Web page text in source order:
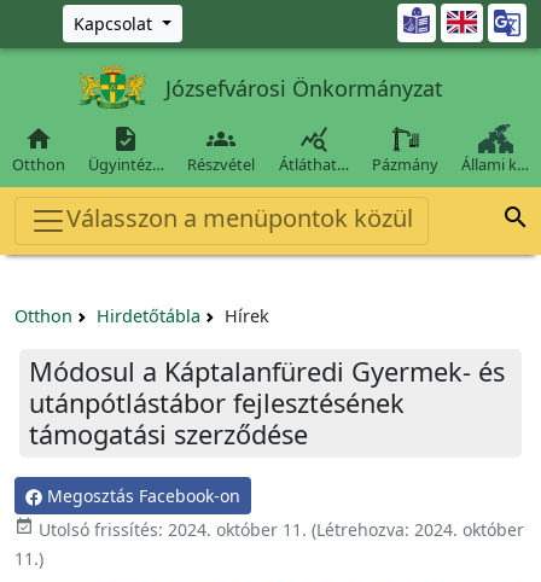
Ugrás a fő tartalomra
Kapcsolat 
Józsefvárosi Önkormányzat

Otthon

Ügyintéz…

Részvétel

Átláthat… Pázmány Állami k…
Válasszon a menüpontok közül 
Otthon Hirdetőtábla Hírek
Módosul a Káptalanfüredi Gyermek- és
utánpótlástábor fejlesztésének
támogatási szerződése
Megosztás Facebook-on
 Utolsó frissítés: 2024. október 11. (Létrehozva: 2024. október
11.)